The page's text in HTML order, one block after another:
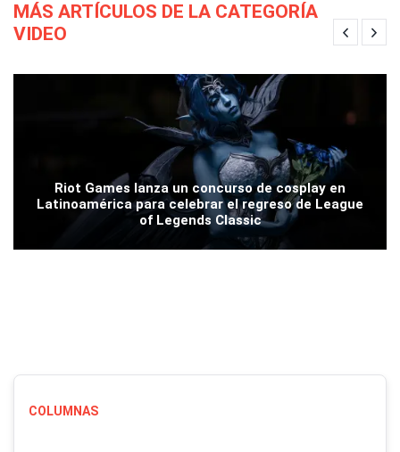
MÁS ARTÍCULOS DE LA CATEGORÍA
VIDEO
Riot Games lanza un concurso de cosplay en
Latinoamérica para celebrar el regreso de League
of Legends Classic
COLUMNAS